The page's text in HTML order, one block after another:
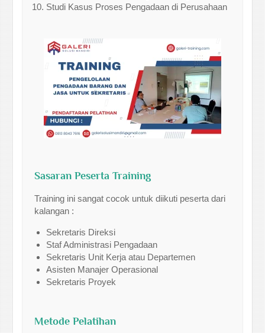
Studi Kasus Proses Pengadaan di Perusahaan
Sasaran Peserta Training
Training ini sangat cocok untuk diikuti peserta dari
kalangan :
Sekretaris Direksi
Staf Administrasi Pengadaan
Sekretaris Unit Kerja atau Departemen
Asisten Manajer Operasional
Sekretaris Proyek
Metode Pelatihan